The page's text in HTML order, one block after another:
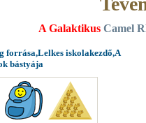
A Galaktikus Camel
forrása,Lelkes iskolakezdő,A
bástyája